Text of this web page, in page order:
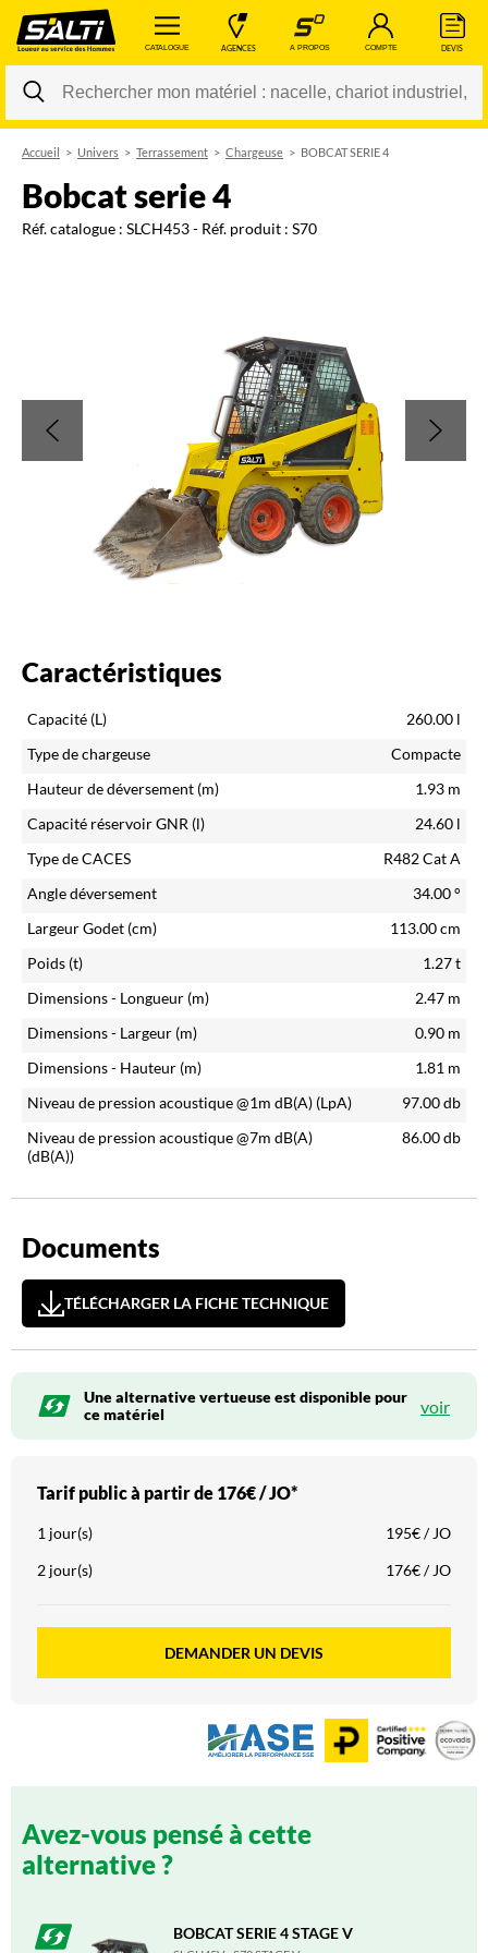
CATALOGUE AGENCES A PROPOS COMPTE DEVIS
Changer
Accueil Univers Terrassement Chargeuse BOBCAT SERIE 4
bobcat serie 4
Réf. catalogue : SLCH453- Réf. produit : S70
Caractéristiques
Capacité (L) 260.00 l
Type de chargeuse
Compacte
Hauteur de déversement (m)
1.93 m
Capacité réservoir GNR (l)
24.60 l
Type de CACES
R482 Cat A
Angle déversement
34.00°
Largeur Godet (cm)
113.00cm
Poids (t)
1.27t
Dimensions - Longueur (m)
2.47 m
Dimensions - Largeur (m)
0.90 m
Dimensions - Hauteur (m)
1.81 m
Niveau de pression acoustique @1m dB(A) (LpA) 97.00db
Niveau de pression acoustique @7m dB(A)
(dB(A))
86.00db
Documents
TÉLÉCHARGER LA FICHE TECHNIQUE
Une alternative vertueuse est disponible pour
ce matériel
voir
Tarif public à partir de 176€ / JO*
1 jour(s)
195€ / JO
2 jour(s)
176€ / JO
DEMANDER UN DEVIS
Avez-vous pensé à cette
alternative ?
BOBCAT SERIE 4 STAGE V